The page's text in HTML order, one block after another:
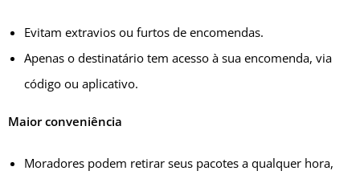
Evitam extravios ou furtos de encomendas.
Apenas o destinatário tem acesso à sua encomenda, via
código ou aplicativo.
Maior conveniência
Moradores podem retirar seus pacotes a qualquer hora,